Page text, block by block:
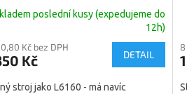
20 ppm, Wifi, LAN (C11CJ61406)
jako L6270 černá)
poslední kusy (expedujeme do
12h)
Kč bez DPH
Kč DETAIL
stroj jako L6160 - má navíc